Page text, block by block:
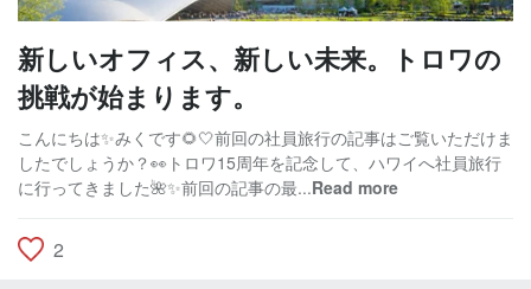
新しいオフィス、新しい未来。トロワの
挑戦が始まります。
こんにちは✨みくです🌻🤍前回の社員旅行の記事はご覧いただけま
したでしょうか？👀トロワ15周年を記念して、ハワイへ社員旅行
に行ってきました🌺✨前回の記事の最...Read more
2